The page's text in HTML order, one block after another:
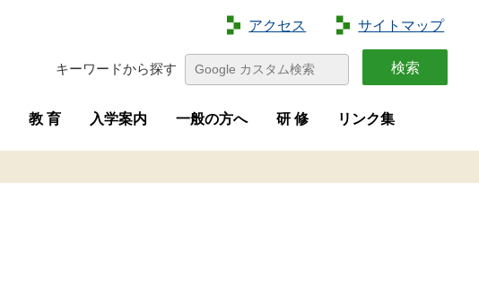
アクセス サイトマップ
キーワードから探す
教 育 入学案内 一般の方へ 研 修 リンク集